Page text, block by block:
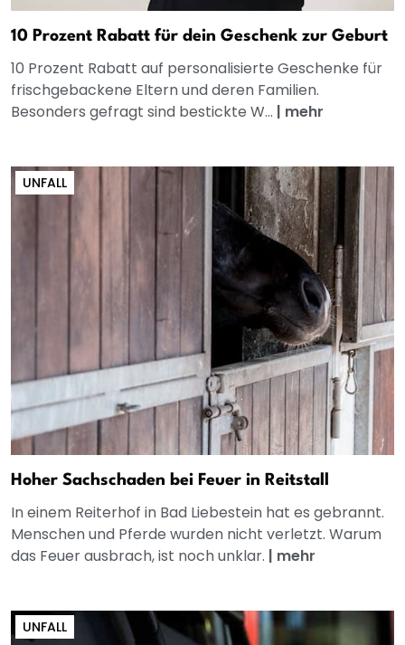
10 Prozent Rabatt für dein Geschenk zur Geburt
10 Prozent Rabatt auf personalisierte Geschenke für
frischgebackene Eltern und deren Familien.
Besonders gefragt sind bestickte W... | mehr
UNFALL
Hoher Sachschaden bei Feuer in Reitstall
In einem Reiterhof in Bad Liebestein hat es gebrannt.
Menschen und Pferde wurden nicht verletzt. Warum
das Feuer ausbrach, ist noch unklar. | mehr
UNFALL